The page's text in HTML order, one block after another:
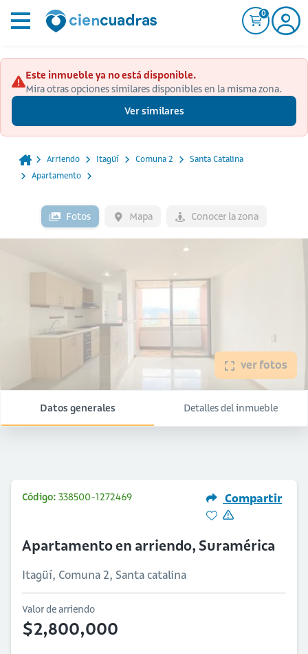
0
Este inmueble ya no está disponible.
Mira otras opciones similares disponibles en la misma zona.
Ver similares
Arriendo Itagüí Comuna 2
Santa Catalina
Apartamento
Fotos Mapa Conocer la zona
ver fotos
Datos generales Detalles del inmueble
Código: 338500-1272469 Compartir
Apartamento en arriendo, Suramérica
Itagüí, Comuna 2, Santa catalina
Valor de arriendo
$2,800,000